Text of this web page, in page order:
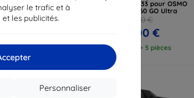
le trafic et à
les publicités.
Personnaliser
Sunnylife
pour Pocket 3 (gris)
13,90 €
Sunnylife MJ033 pour OSMO
360, Insta360 GO Ultra
17,90 €
17,00 €
En stock > 5 pièces